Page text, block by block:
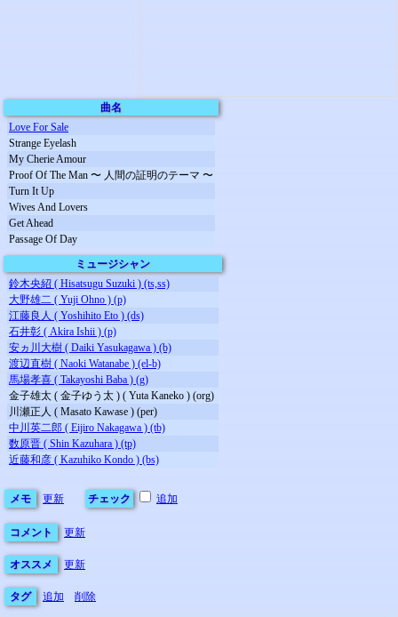
曲名
Love For Sale
Strange Eyelash
My Cherie Amour
Proof Of The Man 〜 人間の証明のテーマ 〜
Turn It Up
Wives And Lovers
Get Ahead
Passage Of Day
ミュージシャン
鈴木央紹 ( Hisatsugu Suzuki ) (ts,ss)
大野雄二 ( Yuji Ohno ) (p)
江藤良人 ( Yoshihito Eto ) (ds)
石井彰 ( Akira Ishii ) (p)
安ヵ川大樹 ( Daiki Yasukagawa ) (b)
渡辺直樹 ( Naoki Watanabe ) (el-b)
馬場孝喜 ( Takayoshi Baba ) (g)
金子雄太 ( 金子ゆう太 ) ( Yuta Kaneko ) (org)
川瀬正人 ( Masato Kawase ) (per)
中川英二郎 ( Eijiro Nakagawa ) (tb)
数原晋 ( Shin Kazuhara ) (tp)
近藤和彦 ( Kazuhiko Kondo ) (bs)
メモ 更新 チェック 追加
コメント 更新
オススメ 更新
タグ 追加 削除